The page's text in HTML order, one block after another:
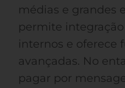
médias e grandes
permite
internos e oferece
avançadas. No
pagar por